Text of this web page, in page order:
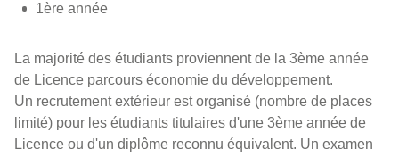
1ère année
La majorité des étudiants proviennent de la 3ème année
de Licence parcours économie du développement.
Un recrutement extérieur est organisé (nombre de places
limité) pour les étudiants titulaires d'une 3ème année de
Licence ou d'un diplôme reconnu équivalent. Un examen